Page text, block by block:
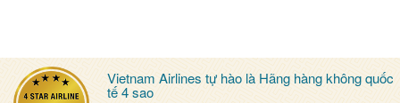
Hướng dẫnVietnam Airlines tự hào là Hãng hàng không quốc
tế 4 sao